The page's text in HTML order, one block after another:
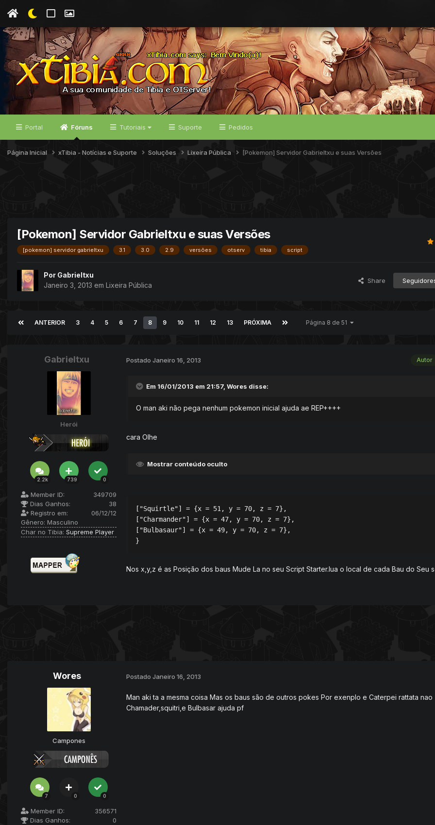
Portal Fóruns Tutoriais Suporte Pedidos
Página Inicial xTibia - Notícias e Suporte Soluções Lixeira Pública [Pokemon] Servidor Gabrieltxu e suas Versões
[Pokemon] Servidor Gabrieltxu e suas Versões
[pokemon] servidor gabrieltxu 3.1 3.0 2.9 versões otserv tibia script
Por Gabrieltxu
Janeiro 3, 2013 em Lixeira Pública
Share
ANTERIOR 3 4 5 6 7 8 9 10 11 12 13 PRÓXIMA Página 8 de 51
Gabrieltxu
Herói
2.2k 739 0
Member ID:
349709
Dias Ganhos:
38
Registro em:
06/12/12
Gênero: Masculino
Char no Tibia: Supreme Player
Autor
Postado Janeiro 16, 2013
Em 16/01/2013 em 21:57, Wores disse:
O man aki não pega nenhum pokemon inicial ajuda ae REP++++
cara Olhe
Mostrar conteúdo oculto
["Squirtle"] = {x = 51, y = 70, z = 7},
["Charmander"] = {x = 47, y = 70, z = 7},
["Bulbasaur"] = {x = 49, y = 70, z = 7},
Nos x,y,z é as Posição dos baus Mude La no seu Script Starter.lua o local de cada Bau do Seu
Wores
Campones
7 0 0
Member ID:
356571
Dias Ganhos:
0
Postado Janeiro 16, 2013
Man aki ta a mesma coisa Mas os baus são de outros pokes Por exenplo e Caterpei rattata nao
Chamader,squitri,e Bulbasar ajuda pf